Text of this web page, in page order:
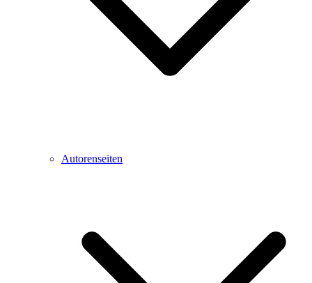
Autorenseiten